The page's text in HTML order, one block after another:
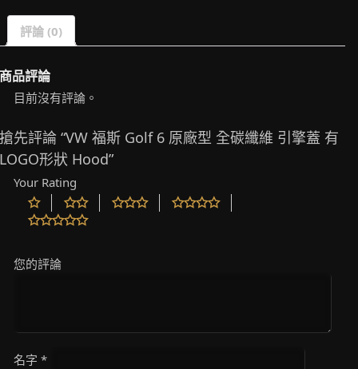
評論 (0)
品評論
目前沒有評論。
先評論 “VW 福斯 Golf 6 原廠型 全碳纖維 引擎蓋 有
形狀 Hood”
Your Rating
您的評論
名字 *